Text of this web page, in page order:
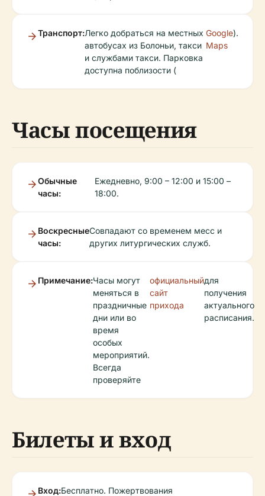
Транспорт:Легко добраться на местных
автобусах из Болоньи, такси
и службами такси. Парковка
доступна поблизости (
Google
Maps
).
Часы посещения
Обычные
часы:
Ежедневно, 9:00 – 12:00 и 15:00 –
18:00.
Воскресные
часы:
Совпадают со временем месс и
других литургических служб.
Примечание:Часы могут
меняться в
праздничные
дни или во
время
особых
мероприятий.
Всегда
проверяйте
официальный
сайт
прихода
для
получения
актуального
расписания.
Билеты и вход
Вход:Бесплатно. Пожертвования